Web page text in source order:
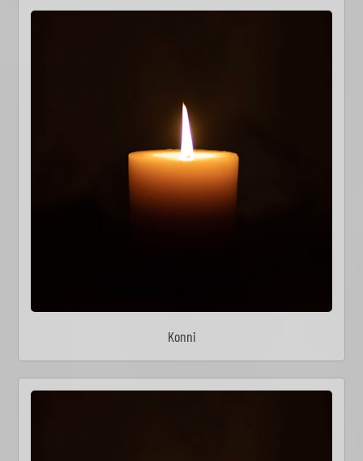
Konni